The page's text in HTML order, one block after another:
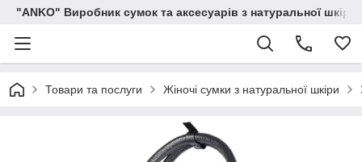
"ANKO" Виробник сумок та аксесуарів з натуральної шкіри.
Товари та послуги Жіночі сумки з натуральної шкіри